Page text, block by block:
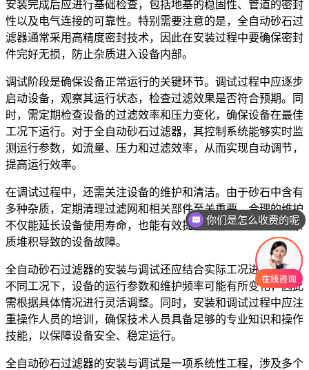
安装完成后应进行基础检查，包括地基的稳固性、管道的密封
性以及电气连接的可靠性。特别需要注意的是，全自动砂石过
滤器通常采用高精度密封技术，因此在安装过程中要确保密封
件完好无损，防止杂质进入设备内部。
调试阶段是确保设备正常运行的关键环节。调试过程中应逐步
启动设备，观察其运行状态，检查过滤效果是否符合预期。同
时，需定期检查设备的过滤效率和压力变化，确保设备在最佳
工况下运行。对于全自动砂石过滤器，其控制系统能够实时监
测运行参数，如流量、压力和过滤效率，从而实现自动调节，
提高运行效率。
在调试过程中，还需关注设备的维护和清洁。由于砂石中含有
多种杂质，定期清理过滤网和相关部件至关重要。合理的维护
不仅能延长设备使用寿命，也能有效提升过滤效率，避免因杂
质堆积导致的设备故障。
全自动砂石过滤器的安装与调试还应结合实际工况进行调整。
不同工况下，设备的运行参数和维护频率可能有所变化，因此
需根据具体情况进行灵活调整。同时，安装和调试过程中应注
重操作人员的培训，确保技术人员具备足够的专业知识和操作
技能，以保障设备安全、稳定运行。
全自动砂石过滤器的安装与调试是一项系统性工程，涉及多个
你们是怎么收费的呢